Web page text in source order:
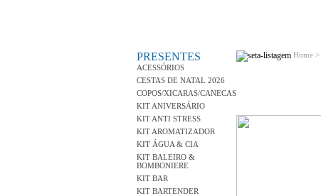
PRESENTES
ACESSÓRIOS
CESTAS DE NATAL 2026
COPOS/XICARAS/CANECAS
KIT ANIVERSÁRIO
KIT ANTI STRESS
KIT AROMATIZADOR
KIT ÁGUA & CIA
KIT BALEIRO &
BOMBONIERE
KIT BAR
KIT BARTENDER
Home >